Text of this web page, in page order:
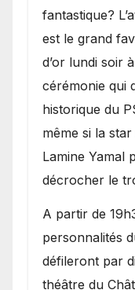
fantastique?
est le grand
d’or lundi soir
cérémonie qui
historique du
même si la
Lamine Yamal
décrocher le
A partir de
personnalités
défileront par
théâtre du